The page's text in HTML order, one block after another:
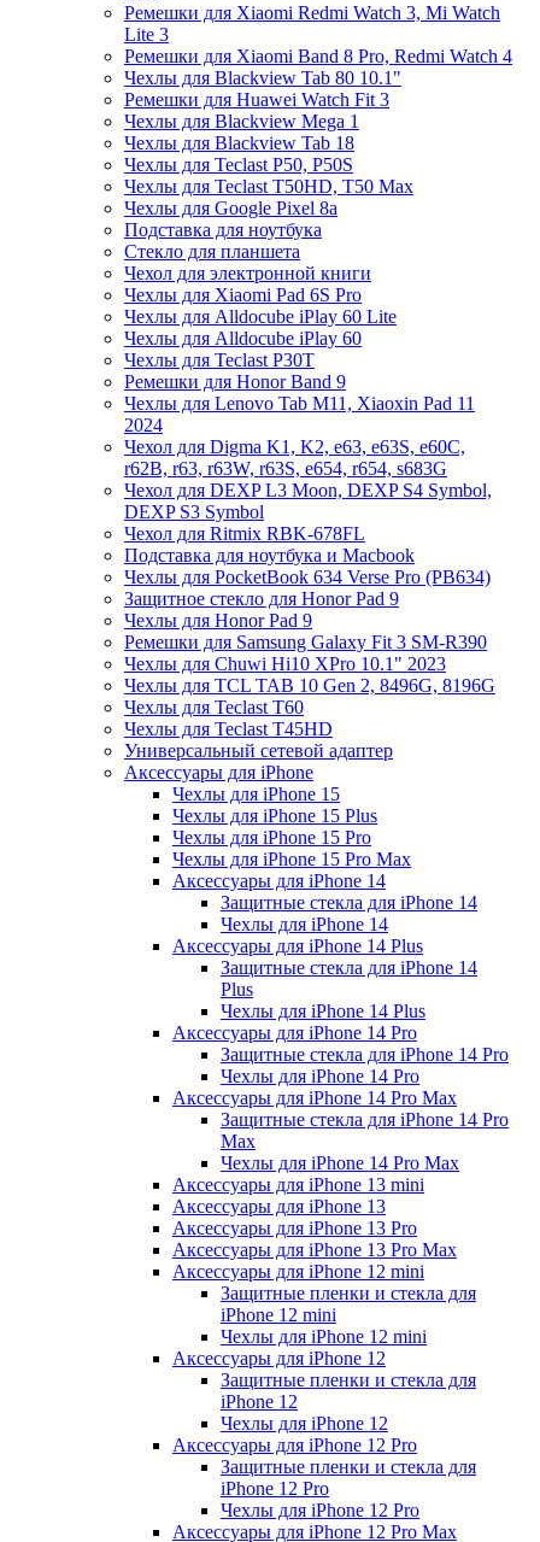
Ремешки для Xiaomi Redmi Watch 3, Mi Watch
Lite 3
Ремешки для Xiaomi Band 8 Pro, Redmi Watch 4
Чехлы для Blackview Tab 80 10.1"
Ремешки для Huawei Watch Fit 3
Чехлы для Blackview Mega 1
Чехлы для Blackview Tab 18
Чехлы для Teclast P50, P50S
Чехлы для Teclast T50HD, T50 Max
Чехлы для Google Pixel 8a
Подставка для ноутбука
Стекло для планшета
Чехол для электронной книги
Чехлы для Xiaomi Pad 6S Pro
Чехлы для Alldocube iPlay 60 Lite
Чехлы для Alldocube iPlay 60
Чехлы для Teclast P30T
Ремешки для Honor Band 9
Чехлы для Lenovo Tab M11, Xiaoxin Pad 11
2024
Чехол для Digma K1, K2, e63, e63S, e60C,
r62B, r63, r63W, r63S, e654, r654, s683G
Чехол для DEXP L3 Moon, DEXP S4 Symbol,
DEXP S3 Symbol
Чехол для Ritmix RBK-678FL
Подставка для ноутбука и Macbook
Чехлы для PocketBook 634 Verse Pro (PB634)
Защитное стекло для Honor Pad 9
Чехлы для Honor Pad 9
Ремешки для Samsung Galaxy Fit 3 SM-R390
Чехлы для Chuwi Hi10 XPro 10.1" 2023
Чехлы для TCL TAB 10 Gen 2, 8496G, 8196G
Чехлы для Teclast T60
Чехлы для Teclast T45HD
Универсальный сетевой адаптер
Аксессуары для iPhone
Чехлы для iPhone 15
Чехлы для iPhone 15 Plus
Чехлы для iPhone 15 Pro
Чехлы для iPhone 15 Pro Max
Аксессуары для iPhone 14
Защитные стекла для iPhone 14
Чехлы для iPhone 14
Аксессуары для iPhone 14 Plus
Защитные стекла для iPhone 14
Plus
Чехлы для iPhone 14 Plus
Аксессуары для iPhone 14 Pro
Защитные стекла для iPhone 14 Pro
Чехлы для iPhone 14 Pro
Аксессуары для iPhone 14 Pro Max
Защитные стекла для iPhone 14 Pro
Max
Чехлы для iPhone 14 Pro Max
Аксессуары для iPhone 13 mini
Аксессуары для iPhone 13
Аксессуары для iPhone 13 Pro
Аксессуары для iPhone 13 Pro Max
Аксессуары для iPhone 12 mini
Защитные пленки и стекла для
iPhone 12 mini
Чехлы для iPhone 12 mini
Аксессуары для iPhone 12
Защитные пленки и стекла для
iPhone 12
Чехлы для iPhone 12
Аксессуары для iPhone 12 Pro
Защитные пленки и стекла для
iPhone 12 Pro
Чехлы для iPhone 12 Pro
Аксессуары для iPhone 12 Pro Max